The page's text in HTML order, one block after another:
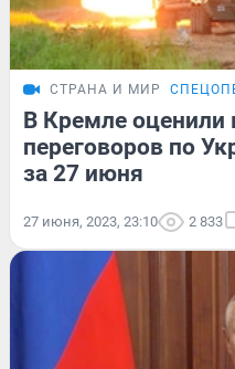
СТРАНА И МИР
В Кремле оценили
переговоров по
за 27 июня
27 июня, 2023, 23:10 2 833